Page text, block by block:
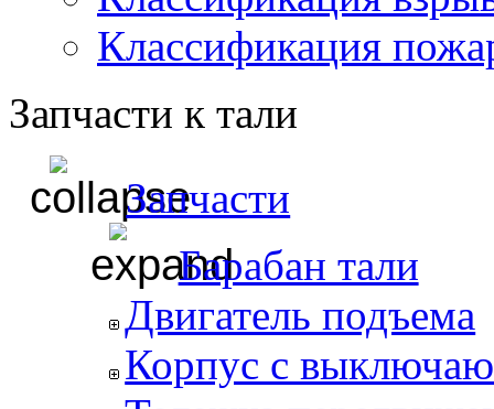
Классификация
Запчасти к тали
Запчасти
Барабан тали
Двигатель подъема
Корпус с